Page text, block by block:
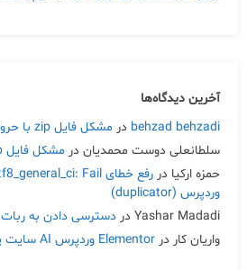
آخرین دیدگاه‌ها
behzad behzadi در مشکل فایل zip با حروف فارسی
سلطانعلی دوست محمدیان در مشکل فایل zip با حروف فارسی
حمزه ارکیا در
وردپرس (duplicator)
Yashar Madadi در دسترسی دادن به ربات facebook
واریان کار در Elementor وردپرس AI سایت پلنر را منتشر کرد.